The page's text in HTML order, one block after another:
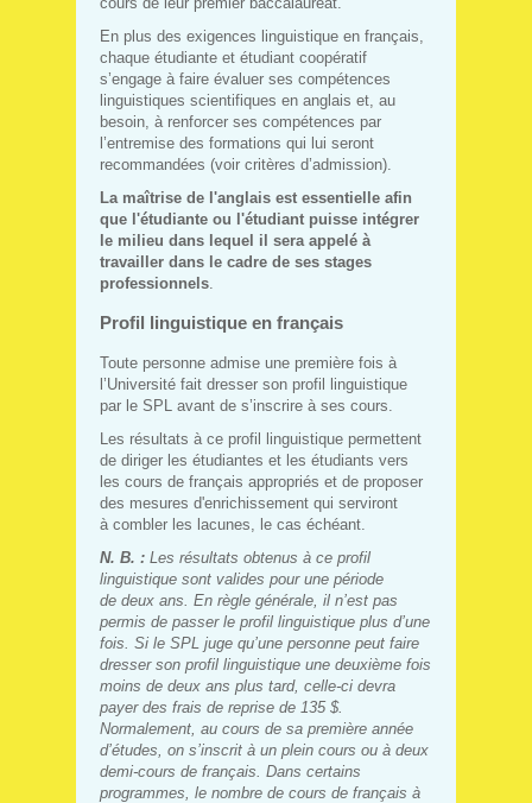
En plus des exigences linguistique en français,
chaque étudiante et étudiant coopératif
s’engage à faire évaluer ses compétences
linguistiques scientifiques en anglais et, au
besoin, à renforcer ses compétences par
l’entremise des formations qui lui seront
recommandées (voir critères d’admission).
La maîtrise de l'anglais est essentielle afin
que l'étudiante ou l'étudiant puisse intégrer
le milieu dans lequel il sera appelé à
travailler dans le cadre de ses stages
professionnels.
Profil linguistique en français
Toute personne admise une première fois à
l’Université fait dresser son profil linguistique
par le SPL avant de s’inscrire à ses cours.
Les résultats à ce profil linguistique permettent
de diriger les étudiantes et les étudiants vers
les cours de français appropriés et de proposer
des mesures d'enrichissement qui serviront
à combler les lacunes, le cas échéant.
N. B. : Les résultats obtenus à ce profil
linguistique sont valides pour une période
de deux ans. En règle générale, il n’est pas
permis de passer le profil linguistique plus d’une
fois. Si le SPL juge qu’une personne peut faire
dresser son profil linguistique une deuxième fois
moins de deux ans plus tard, celle-ci devra
payer des frais de reprise de 135 $.
Normalement, au cours de sa première année
d’études, on s’inscrit à un plein cours ou à deux
demi‑cours de français. Dans certains
programmes, le nombre de cours de français à